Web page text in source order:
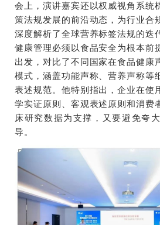
会上，演讲嘉宾还以权威视角系统
策法规发展的前沿动态，为行业合
深度解析了全球营养标签法规的迭
健康管理必须以食品安全为根本前
出发，对比了不同国家在食品健康
模式，涵盖功能声称、营养声称等
表述规范。他特别指出，企业在使
学实证原则、客观表述原则和消费
床研究数据为支撑，又要避免夸
导。